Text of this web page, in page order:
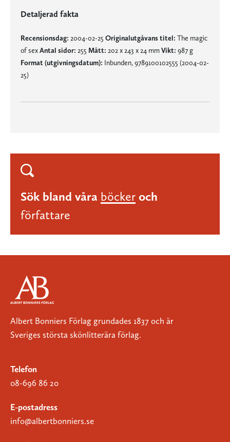
Detaljerad fakta
Recensionsdag: 2004-02-25 Originalutgåvans titel: The magic
of sexAntal sidor: 255 Mått: 202 x 243 x 24 mmVikt: 987 g
Format (utgivningsdatum): Inbunden, 9789100102555 (2004-02-
25)
Sök bland våra böcker och
författare
Albert Bonniers Förlag grundades 1837 och är
Sveriges största skönlitterära förlag.
Telefon
08-696 86 20
E-postadress
info@albertbonniers.se